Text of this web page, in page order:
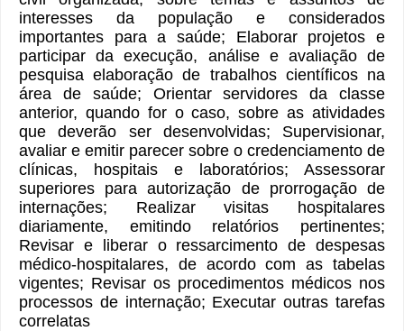
interesses da população e considerados
importantes para a saúde; Elaborar projetos e
participar da execução, análise e avaliação de
pesquisa elaboração de trabalhos científicos na
área de saúde; Orientar servidores da classe
anterior, quando for o caso, sobre as atividades
que deverão ser desenvolvidas; Supervisionar,
avaliar e emitir parecer sobre o credenciamento de
clínicas, hospitais e laboratórios; Assessorar
superiores para autorização de prorrogação de
internações; Realizar visitas hospitalares
diariamente, emitindo relatórios pertinentes;
Revisar e liberar o ressarcimento de despesas
médico-hospitalares, de acordo com as tabelas
vigentes; Revisar os procedimentos médicos nos
processos de internação; Executar outras tarefas
correlatas